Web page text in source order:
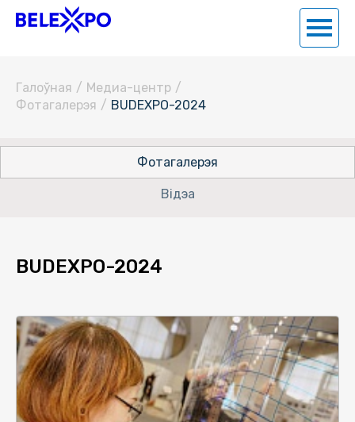
Галоўная / Медиа-центр /
Фотагалерэя / BUDEXPO-2024
Фотагалерэя
Відэа
BUDEXPO-2024